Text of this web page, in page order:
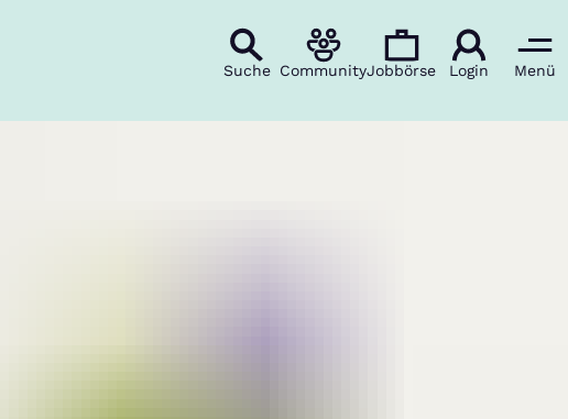
Suche CommunityJobbörse Login Menü